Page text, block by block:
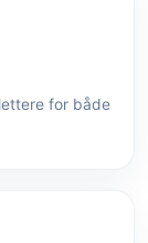
for både